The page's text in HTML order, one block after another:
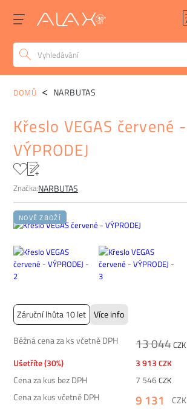
POPIS ALTERNATIVY
DOMŮ NARBUTAS
Křeslo VEGAS červené -
VÝPRODEJ
Značka:NARBUTAS
Záruční lhůta 10 let Více info
NOVÉ ZBOŽÍ
Běžná cena za ks včetně DPH 13 044CZK
Ušetříte (30%)
3 913 CZK
Cena za kus bez DPH
7 546CZK
Cena za kus včetně DPH
9 131
CZK